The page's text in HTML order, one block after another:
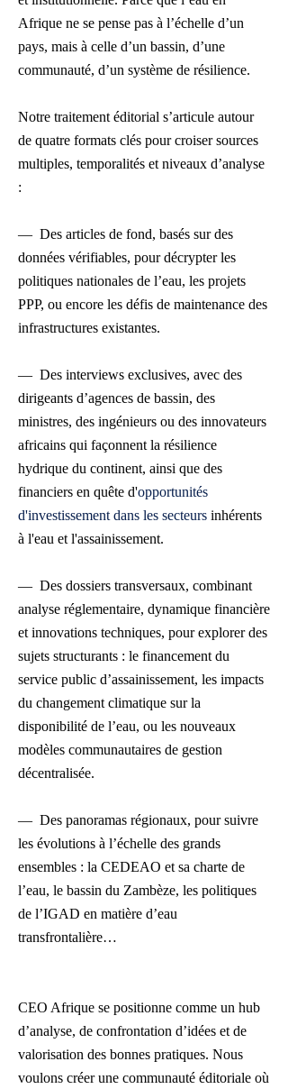
Afrique ne se pense pas à l’échelle d’un
pays, mais à celle d’un bassin, d’une
communauté, d’un système de résilience.
Notre traitement éditorial s’articule autour
de quatre formats clés pour croiser sources
multiples, temporalités et niveaux d’analyse
:
— Des articles de fond, basés sur des
données vérifiables, pour décrypter les
politiques nationales de l’eau, les projets
PPP, ou encore les défis de maintenance des
infrastructures existantes.
— Des interviews exclusives, avec des
dirigeants d’agences de bassin, des
ministres, des ingénieurs ou des innovateurs
africains qui façonnent la résilience
hydrique du continent, ainsi que des
financiers en quête d'opportunités
d'investissement dans les secteurs inhérents
à l'eau et l'assainissement.
— Des dossiers transversaux, combinant
analyse réglementaire, dynamique financière
et innovations techniques, pour explorer des
sujets structurants : le financement du
service public d’assainissement, les impacts
du changement climatique sur la
disponibilité de l’eau, ou les nouveaux
modèles communautaires de gestion
décentralisée.
— Des panoramas régionaux, pour suivre
les évolutions à l’échelle des grands
ensembles : la CEDEAO et sa charte de
l’eau, le bassin du Zambèze, les politiques
de l’IGAD en matière d’eau
transfrontalière…
CEO Afrique se positionne comme un hub
d’analyse, de confrontation d’idées et de
valorisation des bonnes pratiques. Nous
voulons créer une communauté éditoriale où